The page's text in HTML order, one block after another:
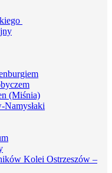
(Miśnia)
Kolei Ostrzeszów –